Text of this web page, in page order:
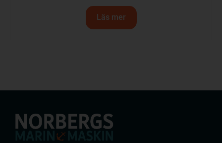
Läs mer